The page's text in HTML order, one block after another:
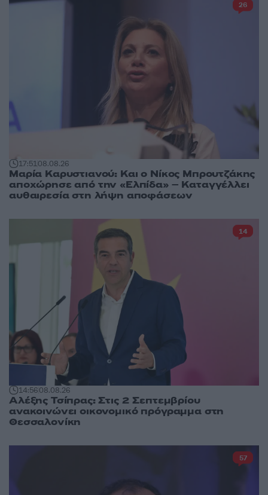
17:5108.08.26
Μαρία Καρυστιανού: Και ο Νίκος Μπρουτζάκης
αποχώρησε από την «Ελπίδα» – Καταγγέλλει
αυθαιρεσία στη λήψη αποφάσεων
26
14:5608.08.26
Αλέξης Τσίπρας: Στις 2 Σεπτεμβρίου
ανακοινώνει οικονομικό πρόγραμμα στη
Θεσσαλονίκη
14
57